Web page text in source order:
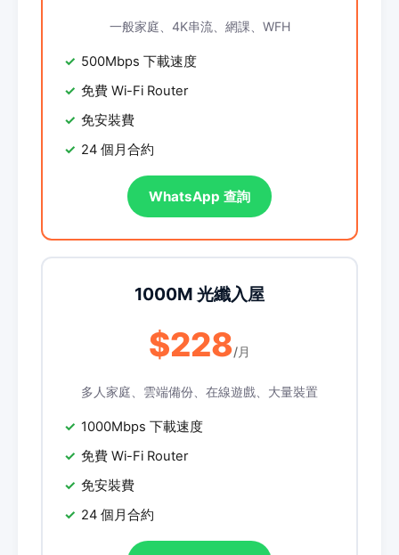
一般家庭、4K串流、網課、WFH
500Mbps 下載速度
免費 Wi-Fi Router
免安裝費
24 個月合約
WhatsApp 查詢
1000M 光纖入屋
$228/月
多人家庭、雲端備份、在線遊戲、大量裝置
1000Mbps 下載速度
免費 Wi-Fi Router
免安裝費
24 個月合約